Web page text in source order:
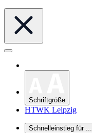
Schriftgröße
HTWK Leipzig
Schnelleinstieg für ...